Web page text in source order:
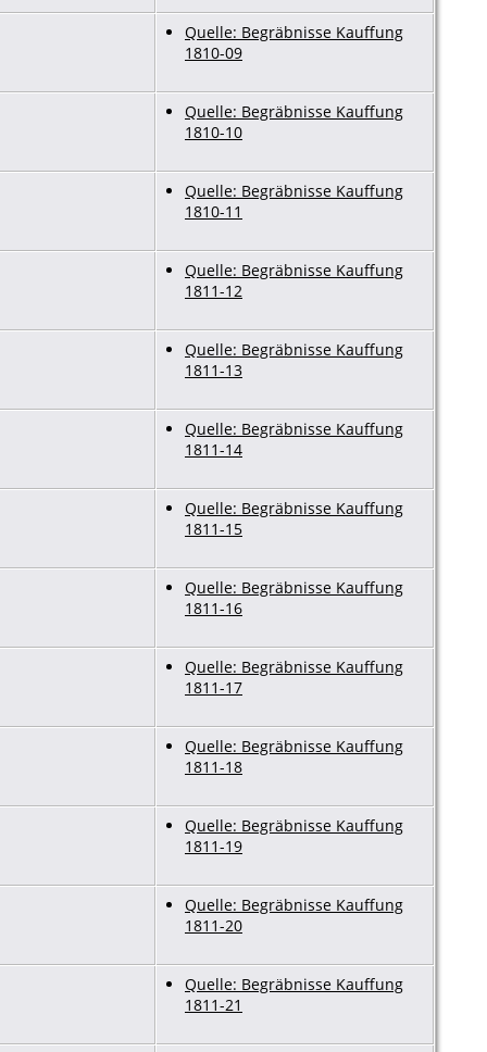
Quelle: Begräbnisse Kauffung
1810-09
Quelle: Begräbnisse Kauffung
1810-10
Quelle: Begräbnisse Kauffung
1810-11
Quelle: Begräbnisse Kauffung
1811-12
Quelle: Begräbnisse Kauffung
1811-13
Quelle: Begräbnisse Kauffung
1811-14
Quelle: Begräbnisse Kauffung
1811-15
Quelle: Begräbnisse Kauffung
1811-16
Quelle: Begräbnisse Kauffung
1811-17
Quelle: Begräbnisse Kauffung
1811-18
Quelle: Begräbnisse Kauffung
1811-19
Quelle: Begräbnisse Kauffung
1811-20
Quelle: Begräbnisse Kauffung
1811-21